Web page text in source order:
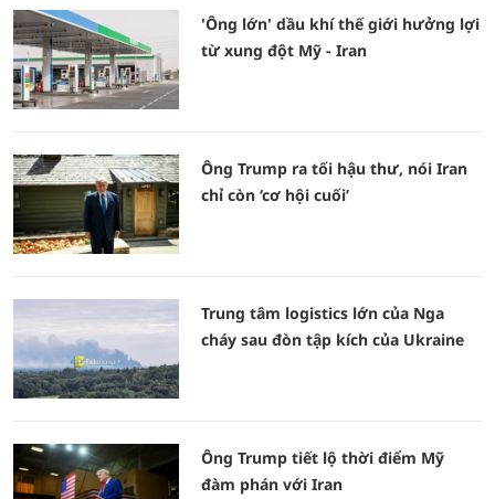
'Ông lớn' dầu khí thế giới hưởng lợi
từ xung đột Mỹ - Iran
Ông Trump ra tối hậu thư, nói Iran
chỉ còn ‘cơ hội cuối’
Trung tâm logistics lớn của Nga
cháy sau đòn tập kích của Ukraine
Ông Trump tiết lộ thời điểm Mỹ
đàm phán với Iran